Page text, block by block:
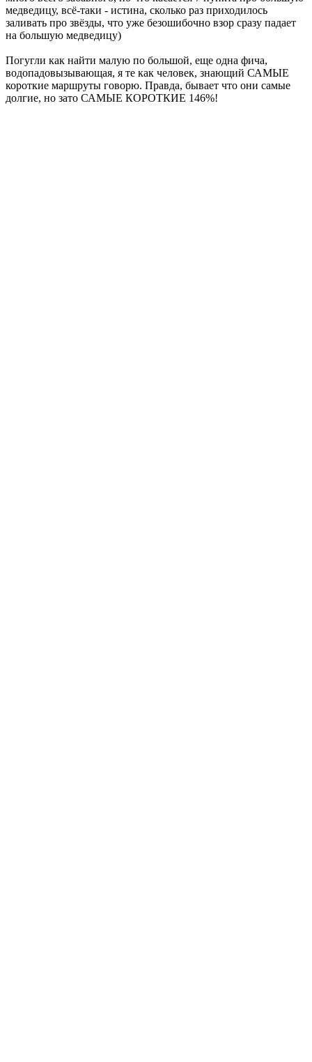
медведицу, всё-таки - истина, сколько раз приходилось
заливать про звёзды, что уже безошибочно взор сразу падает
на большую медведицу)
Погугли как найти малую по большой, еще одна фича,
водопадовызывающая, я те как человек, знающий САМЫЕ
короткие маршруты говорю. Правда, бывает что они самые
долгие, но зато САМЫЕ КОРОТКИЕ 146%!